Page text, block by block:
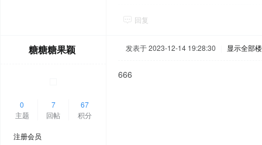
回复
糖糖糖果颖
0
主题
7
回帖
67
积分
注册会员
发表于 2023-12-14 19:28:30 显示全部
666